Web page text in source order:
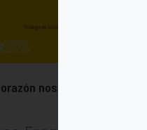
nos habla de Dios